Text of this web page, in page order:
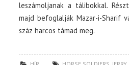
leszámoljanak a tálibokkal.
majd befoglalják Mazar-i-Sharif
száz harcos támad meg.